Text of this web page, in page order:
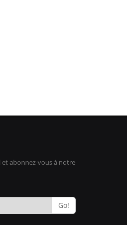
et abonnez-vous à notre
Go!